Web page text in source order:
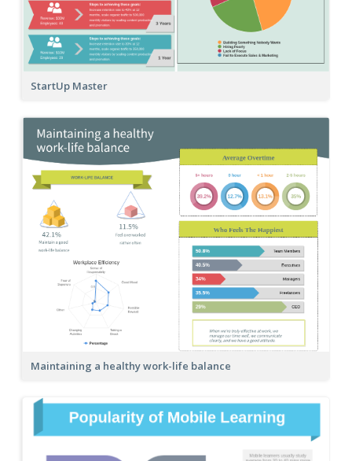
StartUp Master
Maintaining a healthy work-life balance